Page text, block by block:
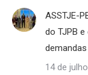
ASSTJE-
do TJPB
14 de